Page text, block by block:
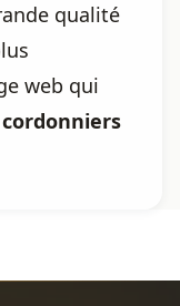
qualité
web qui